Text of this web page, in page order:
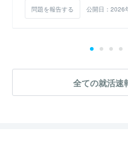
問題を報告する 公開日：2026
全ての就活速